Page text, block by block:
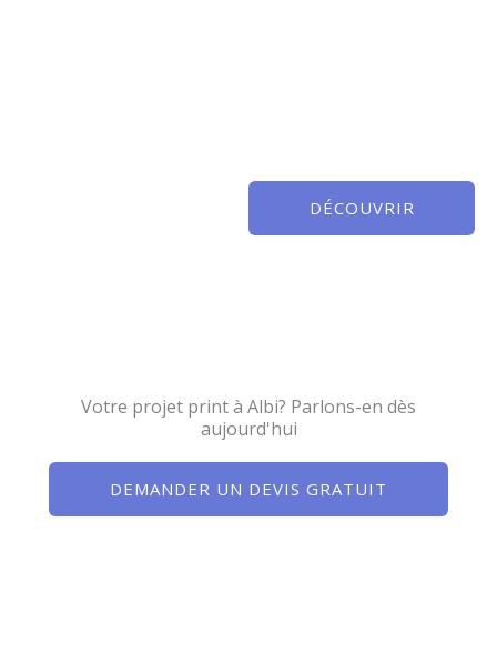
DÉCOUVRIR
Votre projet print à Albi? Parlons-en dès
aujourd'hui
DEMANDER UN DEVIS GRATUIT